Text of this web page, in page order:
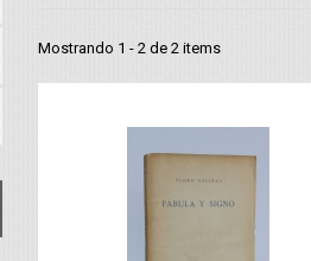
Mostrando 1 - 2 de 2 items